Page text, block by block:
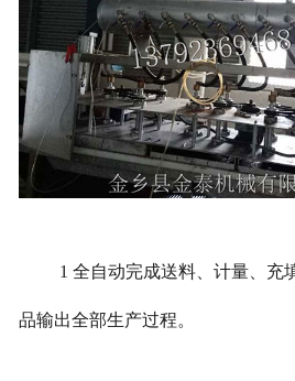
1 全自动完成送料、计量、充
品输出全部生产过程。